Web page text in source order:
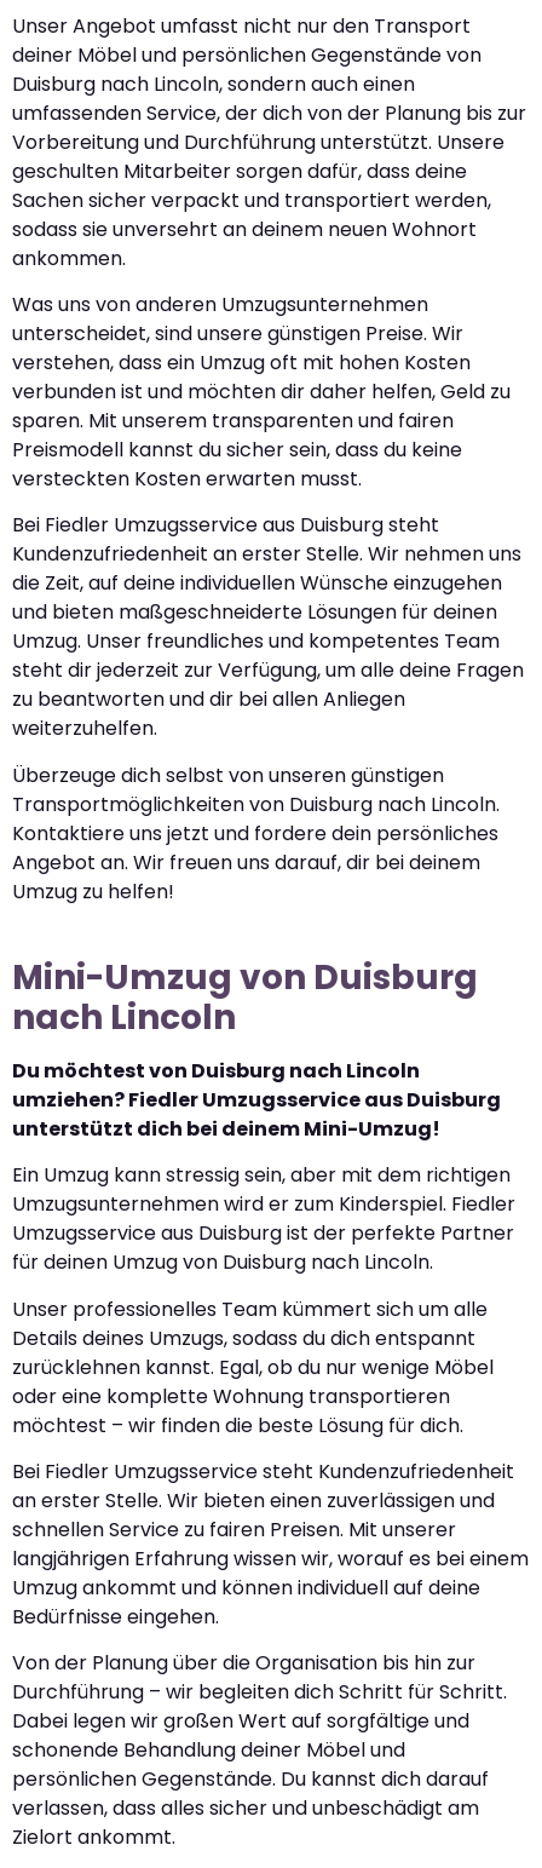
Unser Angebot umfasst nicht nur den Transport
deiner Möbel und persönlichen Gegenstände von
Duisburg nach Lincoln, sondern auch einen
umfassenden Service, der dich von der Planung bis zur
Vorbereitung und Durchführung unterstützt. Unsere
geschulten Mitarbeiter sorgen dafür, dass deine
Sachen sicher verpackt und transportiert werden,
sodass sie unversehrt an deinem neuen Wohnort
ankommen.
Was uns von anderen Umzugsunternehmen
unterscheidet, sind unsere günstigen Preise. Wir
verstehen, dass ein Umzug oft mit hohen Kosten
verbunden ist und möchten dir daher helfen, Geld zu
sparen. Mit unserem transparenten und fairen
Preismodell kannst du sicher sein, dass du keine
versteckten Kosten erwarten musst.
Bei Fiedler Umzugsservice aus Duisburg steht
Kundenzufriedenheit an erster Stelle. Wir nehmen uns
die Zeit, auf deine individuellen Wünsche einzugehen
und bieten maßgeschneiderte Lösungen für deinen
Umzug. Unser freundliches und kompetentes Team
steht dir jederzeit zur Verfügung, um alle deine Fragen
zu beantworten und dir bei allen Anliegen
weiterzuhelfen.
Überzeuge dich selbst von unseren günstigen
Transportmöglichkeiten von Duisburg nach Lincoln.
Kontaktiere uns jetzt und fordere dein persönliches
Angebot an. Wir freuen uns darauf, dir bei deinem
Umzug zu helfen!
Mini-Umzug von Duisburg
nach Lincoln
Du möchtest von Duisburg nach Lincoln
umziehen? Fiedler Umzugsservice aus Duisburg
unterstützt dich bei deinem Mini-Umzug!
Ein Umzug kann stressig sein, aber mit dem richtigen
Umzugsunternehmen wird er zum Kinderspiel. Fiedler
Umzugsservice aus Duisburg ist der perfekte Partner
für deinen Umzug von Duisburg nach Lincoln.
Unser professionelles Team kümmert sich um alle
Details deines Umzugs, sodass du dich entspannt
zurücklehnen kannst. Egal, ob du nur wenige Möbel
oder eine komplette Wohnung transportieren
möchtest – wir finden die beste Lösung für dich.
Bei Fiedler Umzugsservice steht Kundenzufriedenheit
an erster Stelle. Wir bieten einen zuverlässigen und
schnellen Service zu fairen Preisen. Mit unserer
langjährigen Erfahrung wissen wir, worauf es bei einem
Umzug ankommt und können individuell auf deine
Bedürfnisse eingehen.
Von der Planung über die Organisation bis hin zur
Durchführung – wir begleiten dich Schritt für Schritt.
Dabei legen wir großen Wert auf sorgfältige und
schonende Behandlung deiner Möbel und
persönlichen Gegenstände. Du kannst dich darauf
verlassen, dass alles sicher und unbeschädigt am
Zielort ankommt.